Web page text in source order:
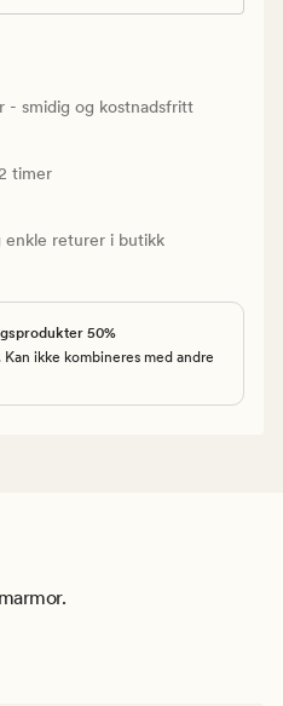
- smidig og kostnadsfritt
timer
enkle returer i butikk
50%
ikke kombineres med andre